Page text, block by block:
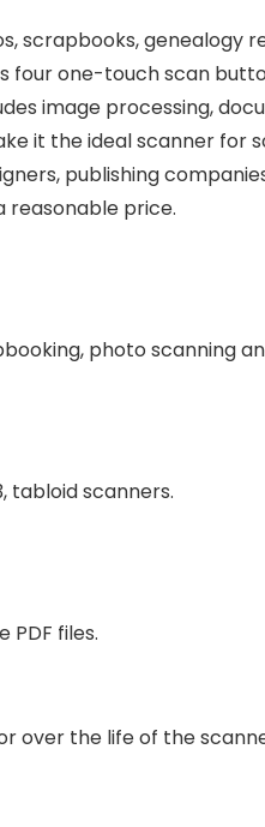
scrapbooks, genealogy
four one-touch scan
image processing,
it the ideal scanner for
publishing
reasonable price.
photo scanning
tabloid scanners.
files.
over the life of the